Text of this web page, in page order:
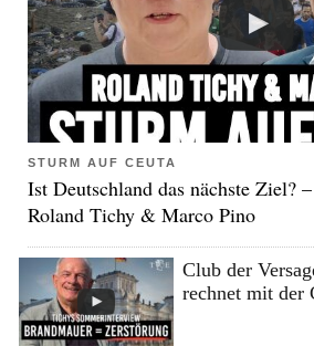
STURM AUF CEUTA
Ist Deutschland das nächste Ziel?
Roland Tichy & Marco Pino
Club der
rechnet mit der